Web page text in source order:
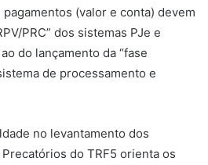
(valor e conta) devem
PRC” dos sistemas PJe e
do lançamento da “fase
de processamento e
no levantamento dos
do TRF5 orienta os